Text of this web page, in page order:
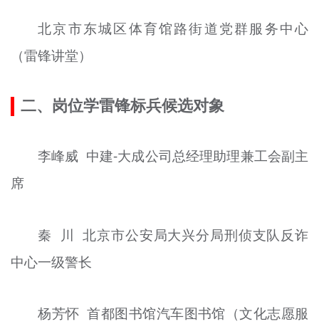
北京市东城区体育馆路街道党群服务中心
（雷锋讲堂）
二、岗位学雷锋标兵候选对象
李峰威 中建-大成公司总经理助理兼工会副主
席
秦 川 北京市公安局大兴分局刑侦支队反诈
中心一级警长
杨芳怀 首都图书馆汽车图书馆（文化志愿服